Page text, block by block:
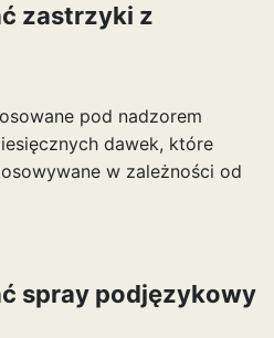
zastrzyki z
pod nadzorem
dawek, które
w zależności od
spray podjęzykowy